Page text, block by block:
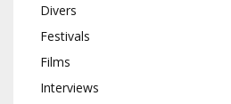
Divers
Festivals
Films
Interviews